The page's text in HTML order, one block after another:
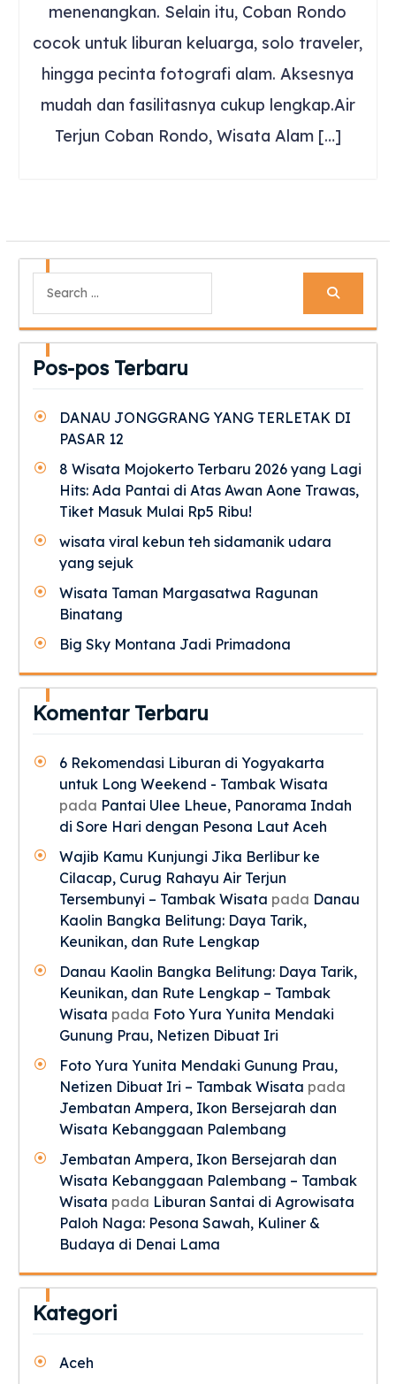
menenangkan. Selain itu, Coban Rondo
cocok untuk liburan keluarga, solo traveler,
hingga pecinta fotografi alam. Aksesnya
mudah dan fasilitasnya cukup lengkap.Air
Terjun Coban Rondo, Wisata Alam […]
for:
Pos-pos Terbaru
DANAU JONGGRANG YANG TERLETAK DI
PASAR 12
8 Wisata Mojokerto Terbaru 2026 yang Lagi
Hits: Ada Pantai di Atas Awan Aone Trawas,
Tiket Masuk Mulai Rp5 Ribu!
wisata viral kebun teh sidamanik udara
yang sejuk
Wisata Taman Margasatwa Ragunan
Binatang
Big Sky Montana Jadi Primadona
Komentar Terbaru
6 Rekomendasi Liburan di Yogyakarta
untuk Long Weekend - Tambak Wisata
pada Pantai Ulee Lheue, Panorama Indah
di Sore Hari dengan Pesona Laut Aceh
Wajib Kamu Kunjungi Jika Berlibur ke
Cilacap, Curug Rahayu Air Terjun
Tersembunyi – Tambak Wisata pada Danau
Kaolin Bangka Belitung: Daya Tarik,
Keunikan, dan Rute Lengkap
Danau Kaolin Bangka Belitung: Daya Tarik,
Keunikan, dan Rute Lengkap – Tambak
Wisata pada Foto Yura Yunita Mendaki
Gunung Prau, Netizen Dibuat Iri
Foto Yura Yunita Mendaki Gunung Prau,
Netizen Dibuat Iri – Tambak Wisata pada
Jembatan Ampera, Ikon Bersejarah dan
Wisata Kebanggaan Palembang
Jembatan Ampera, Ikon Bersejarah dan
Wisata Kebanggaan Palembang – Tambak
Wisata pada Liburan Santai di Agrowisata
Paloh Naga: Pesona Sawah, Kuliner &
Budaya di Denai Lama
Kategori
Aceh